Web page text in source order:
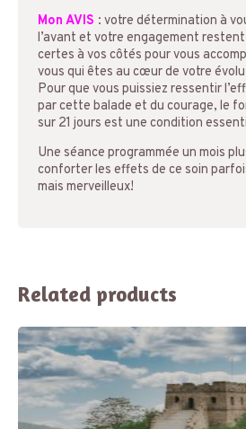
Mon AVIS : votre détermination à
l’avant et votre engagement restent
certes à vos côtés pour vous
vous qui êtes au cœur de votre
Pour que vous puissiez ressentir
par cette balade et du courage, le
sur 21 jours est une condition
Une séance programmée un mois
conforter les effets de ce soin
mais merveilleux!
Related products